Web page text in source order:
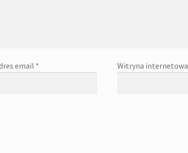
email * Witryna internetowa